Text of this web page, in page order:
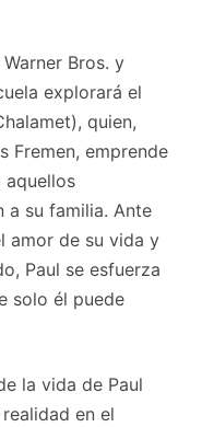
Bros. y
explorará el
quien,
Fremen, emprende
aquellos
a su familia. Ante
amor de su vida y
Paul se esfuerza
solo él puede
la vida de Paul
en el